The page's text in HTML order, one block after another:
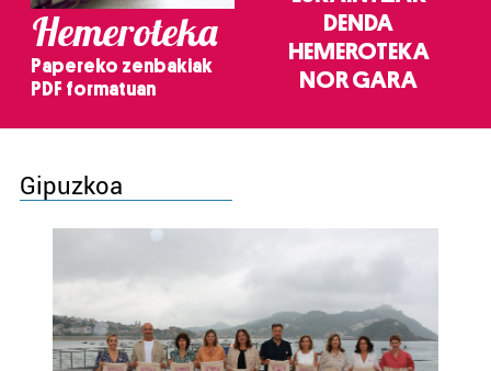
Hemeroteka
Papereko zenbakiak
PDF formatuan
DENDA
HEMEROTEKA
NOR GARA
Gipuzkoa